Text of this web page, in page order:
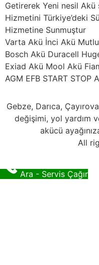
Getirerek Yeni nesil Akü
Hizmetini Türkiye’deki
Hizmetine Sunmuştur
Varta Akü İnci Akü
Bosch Akü Duracell
Exiad Akü Mool Akü
AGM EFB START STOP
Gebze, Darıca,
değişimi, yol yardım
akücü
All
Ara - Servis Çağır